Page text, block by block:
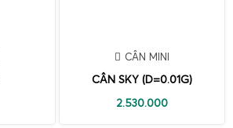
CÂN MINI
CÂN SKY (D=0.01G)
2.530.000